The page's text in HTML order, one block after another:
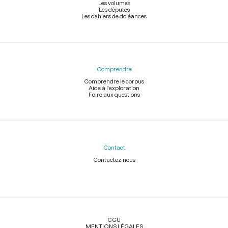
Les volumes
Les députés
Les cahiers de doléances
Comprendre
Comprendre le corpus
Aide à l'exploration
Foire aux questions
Contact
Contactez-nous
Légal
CGU
MENTIONS LÉGALES